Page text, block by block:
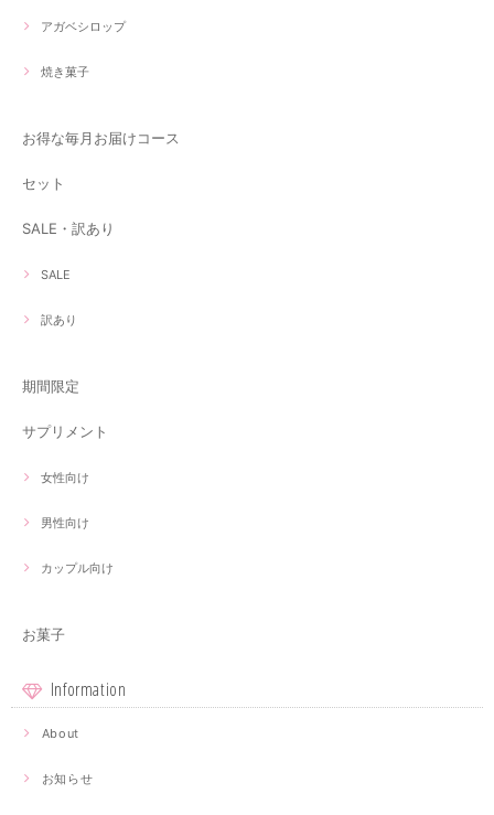
アガベシロップ
焼き菓子
お得な毎月お届けコース
セット
SALE・訳あり
SALE
訳あり
期間限定
サプリメント
女性向け
男性向け
カップル向け
お菓子
Information
About
お知らせ